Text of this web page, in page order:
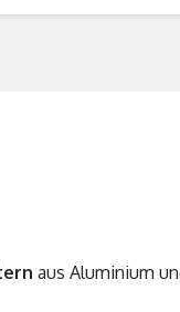
aus Aluminium